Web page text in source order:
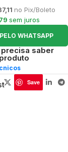
no Pix/Boleto
sem juros
WHATSAPP
saber
Save